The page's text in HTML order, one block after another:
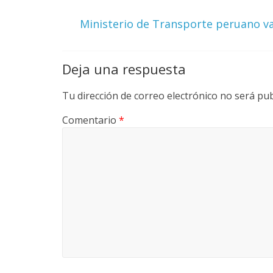
a
e
Ministerio de Transporte peruano
Deja una respuesta
Tu dirección de correo electrónico no será
Comentario *